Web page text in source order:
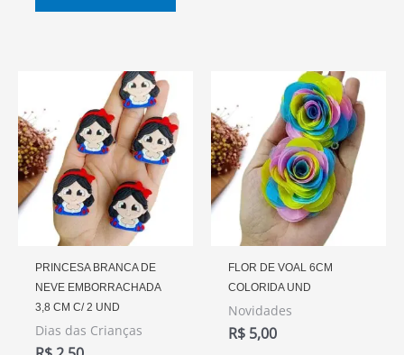
PRINCESA BRANCA DE
NEVE EMBORRACHADA
3,8 CM C/ 2 UND
Dias das Crianças
FLOR DE VOAL 6CM
COLORIDA UND
Novidades
R$ 5,00